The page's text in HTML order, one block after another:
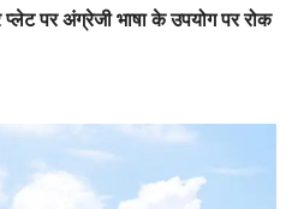
पर अंग्रेजी भाषा के उपयोग पर रोक